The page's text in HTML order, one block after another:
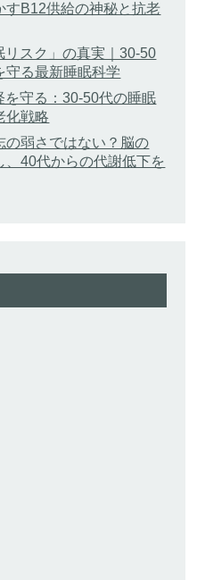
すB12供給の神秘と抗老
スク」の真実｜30-50
守る最新睡眠科学
守る：30-50代の睡眠
化戦略
の弱さではない？脳の
、40代からの代謝低下を